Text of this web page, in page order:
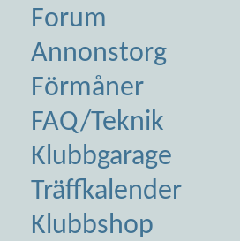
Forum
Annonstorg
Förmåner
FAQ/Teknik
Klubbgarage
Träffkalender
Klubbshop